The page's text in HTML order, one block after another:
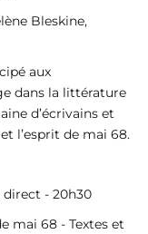
Bleskine,
aux
dans la littérature
d’écrivains et
l’esprit de mai 68.
direct - 20h30
mai 68 - Textes et